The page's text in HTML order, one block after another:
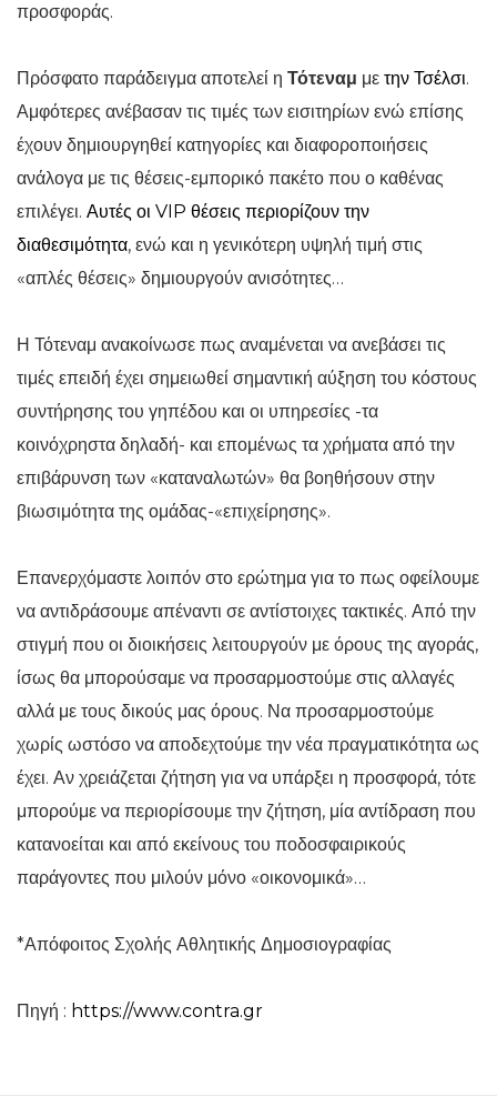
προσφοράς.
Πρόσφατο παράδειγμα αποτελεί η Τότεναμ με την Τσέλσι.
Αμφότερες ανέβασαν τις τιμές των εισιτηρίων ενώ επίσης
έχουν δημιουργηθεί κατηγορίες και διαφοροποιήσεις
ανάλογα με τις θέσεις-εμπορικό πακέτο που ο καθένας
επιλέγει. Αυτές οι VIP θέσεις περιορίζουν την
διαθεσιμότητα, ενώ και η γενικότερη υψηλή τιμή στις
«απλές θέσεις» δημιουργούν ανισότητες…
Η Τότεναμ ανακοίνωσε πως αναμένεται να ανεβάσει τις
τιμές επειδή έχει σημειωθεί σημαντική αύξηση του κόστους
συντήρησης του γηπέδου και οι υπηρεσίες -τα
κοινόχρηστα δηλαδή- και επομένως τα χρήματα από την
επιβάρυνση των «καταναλωτών» θα βοηθήσουν στην
βιωσιμότητα της ομάδας-«επιχείρησης».
Επανερχόμαστε λοιπόν στο ερώτημα για το πως οφείλουμε
να αντιδράσουμε απέναντι σε αντίστοιχες τακτικές. Από την
στιγμή που οι διοικήσεις λειτουργούν με όρους της αγοράς,
ίσως θα μπορούσαμε να προσαρμοστούμε στις αλλαγές
αλλά με τους δικούς μας όρους. Να προσαρμοστούμε
χωρίς ωστόσο να αποδεχτούμε την νέα πραγματικότητα ως
έχει. Αν χρειάζεται ζήτηση για να υπάρξει η προσφορά, τότε
μπορούμε να περιορίσουμε την ζήτηση, μία αντίδραση που
κατανοείται και από εκείνους του ποδοσφαιρικούς
παράγοντες που μιλούν μόνο «οικονομικά»…
*Απόφοιτος Σχολής Αθλητικής Δημοσιογραφίας
Πηγή : https://www.contra.gr